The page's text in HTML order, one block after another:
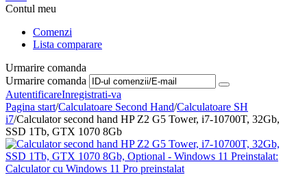
Contul meu
Comenzi
Lista comparare
Urmarire comanda
Urmarire comanda
AutentificareInregistrati-va
Pagina start/Calculatoare Second Hand/Calculatoare SH
i7/Calculator second hand HP Z2 G5 Tower, i7-10700T, 32Gb,
SSD 1Tb, GTX 1070 8Gb